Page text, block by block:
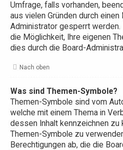
Umfrage, falls vorhanden,
aus vielen Gründen durch
Administrator gesperrt werden.
die Möglichkeit, Ihre eigenen
dies durch die Board-
Nach oben
Was sind Themen-Symbole?
Themen-Symbole sind vom
welche mit einem Thema in
dessen Inhalt kennzeichnen zu
Themen-Symbole zu
Berechtigungen ab, die die